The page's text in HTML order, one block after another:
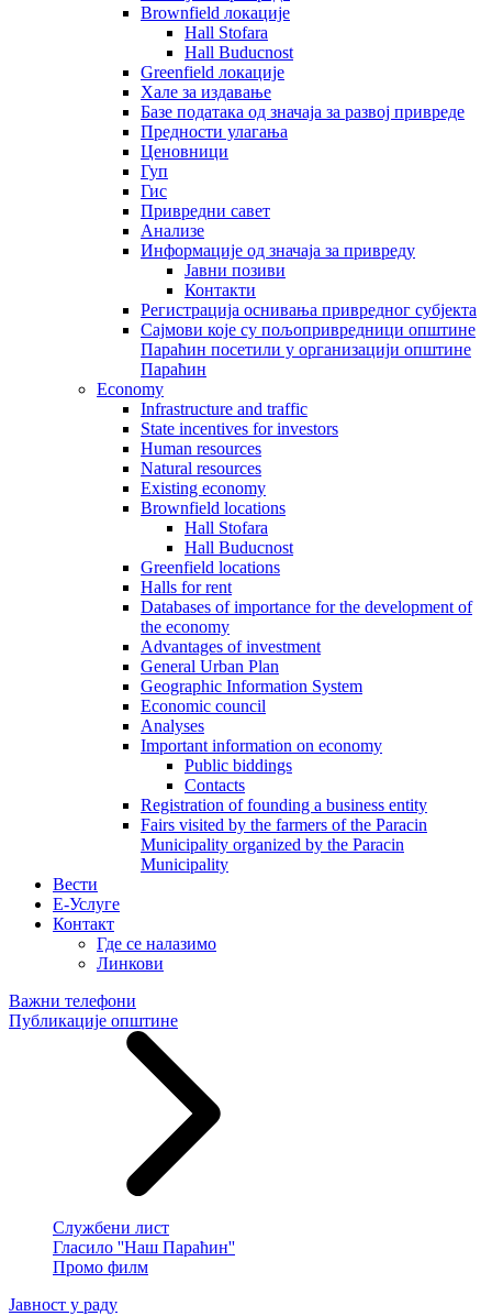
Brownfield локације
Hall Stofara
Hall Buducnost
Greenfield локације
Хале за издавање
Базе података од значаја за развој привреде
Предности улагања
Ценовници
Гуп
Гис
Привредни савет
Aнализе
Информације од значаја за привреду
Јавни позиви
Контакти
Регистрација оснивања привредног субјекта
Сајмови које су пољопривредници општине
Параћин посетили у организацији општине
Параћин
Economy
Infrastructure and traffic
State incentives for investors
Human resources
Natural resources
Existing economy
Brownfield locations
Hall Stofara
Hall Buducnost
Greenfield locations
Halls for rent
Databases of importance for the development of
the economy
Advantages of investment
General Urban Plan
Geographic Information System
Еconomic council
Analyses
Important information on economy
Public biddings
Contacts
Registration of founding a business entity
Fairs visited by the farmers of the Paracin
Municipality organized by the Paracin
Municipality
Вести
E-Услуге
Контакт
Где се налазимо
Линкови
Важни телефони
Публикације општине
Службени лист
Гласило ''Наш Параћин''
Промо филм
Јавност у раду